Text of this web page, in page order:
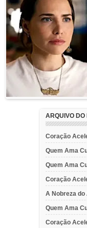
ARQUIVO DO
Coração
Quem Ama
Quem Ama
Coração
A Nobreza
Quem Ama
Coração